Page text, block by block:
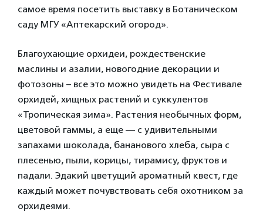
самое время посетить выставку в Ботаническом
саду МГУ «Аптекарский огород».
Благоухающие орхидеи, рождественские
маслины и азалии, новогодние декорации и
фотозоны – все это можно увидеть на Фестивале
орхидей, хищных растений и суккулентов
«Тропическая зима». Растения необычных форм,
цветовой гаммы, а еще — с удивительными
запахами шоколада, бананового хлеба, сыра с
плесенью, пыли, корицы, тирамису, фруктов и
падали. Эдакий цветущий ароматный квест, где
каждый может почувствовать себя охотником за
орхидеями.